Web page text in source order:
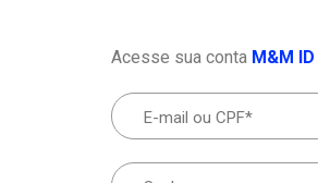
Acesse sua conta M&M ID